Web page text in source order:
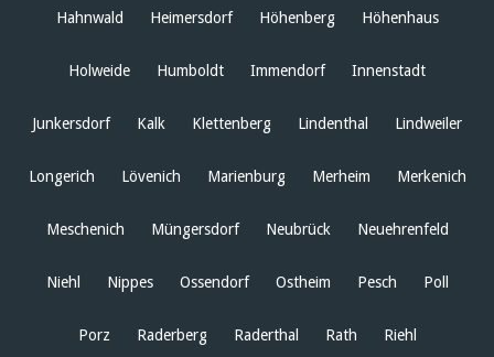
Hahnwald Heimersdorf Höhenberg Höhenhaus
Holweide Humboldt Immendorf Innenstadt
Junkersdorf Kalk Klettenberg Lindenthal Lindweiler
Longerich Lövenich Marienburg Merheim Merkenich
Meschenich Müngersdorf Neubrück Neuehrenfeld
Niehl Nippes Ossendorf Ostheim Pesch Poll
Porz Raderberg Raderthal Rath Riehl